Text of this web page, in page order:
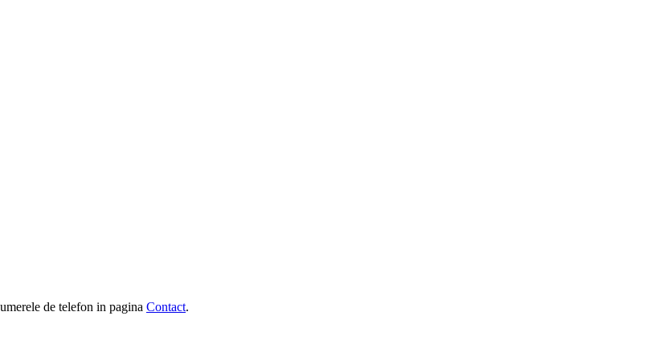
de telefon in pagina Contact.